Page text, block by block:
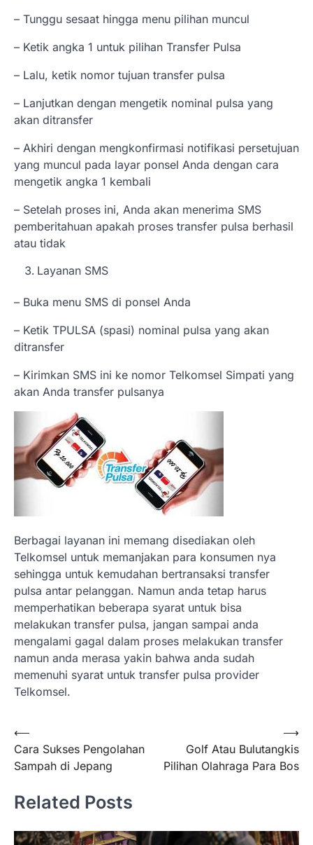
– Tunggu sesaat hingga menu pilihan muncul
– Ketik angka 1 untuk pilihan Transfer Pulsa
– Lalu, ketik nomor tujuan transfer pulsa
– Lanjutkan dengan mengetik nominal pulsa yang
akan ditransfer
– Akhiri dengan mengkonfirmasi notifikasi persetujuan
yang muncul pada layar ponsel Anda dengan cara
mengetik angka 1 kembali
– Setelah proses ini, Anda akan menerima SMS
pemberitahuan apakah proses transfer pulsa berhasil
atau tidak
Layanan SMS
– Buka menu SMS di ponsel Anda
– Ketik TPULSA (spasi) nominal pulsa yang akan
ditransfer
– Kirimkan SMS ini ke nomor Telkomsel Simpati yang
akan Anda transfer pulsanya
Berbagai layanan ini memang disediakan oleh
Telkomsel untuk memanjakan para konsumen nya
sehingga untuk kemudahan bertransaksi transfer
pulsa antar pelanggan. Namun anda tetap harus
memperhatikan beberapa syarat untuk bisa
melakukan transfer pulsa, jangan sampai anda
mengalami gagal dalam proses melakukan transfer
namun anda merasa yakin bahwa anda sudah
memenuhi syarat untuk transfer pulsa provider
Telkomsel.
Navigasi
pos
⟵
Cara Sukses Pengolahan
Sampah di Jepang
Golf Atau Bulutangkis
Pilihan Olahraga Para Bos
⟶
Related Posts